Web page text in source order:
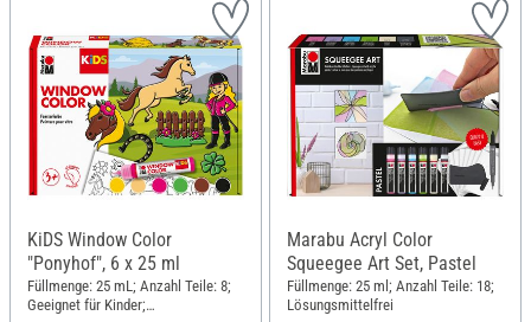
KiDS Window Color
"Ponyhof", 6 x 25 ml
Füllmenge: 25 mL; Anzahl Teile: 8;
Geeignet für Kinder;
Marabu Acryl Color
Squeegee Art Set, Pastel
Füllmenge: 25 ml; Anzahl Teile: 18;
Lösungsmittelfrei